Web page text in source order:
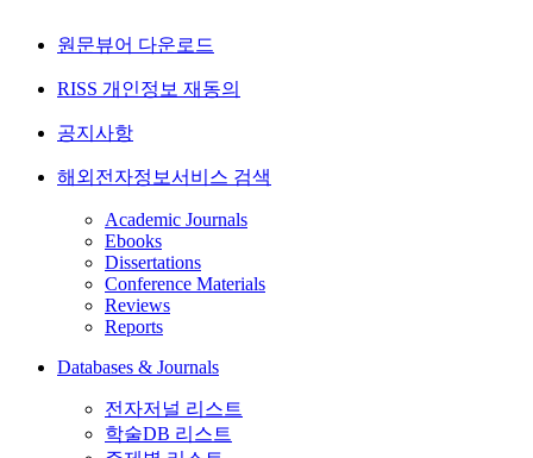
원문뷰어 다운로드
RISS 개인정보 재동의
공지사항
해외전자정보서비스 검색
Academic Journals
Ebooks
Dissertations
Conference Materials
Reviews
Reports
Databases & Journals
전자저널 리스트
학술DB 리스트